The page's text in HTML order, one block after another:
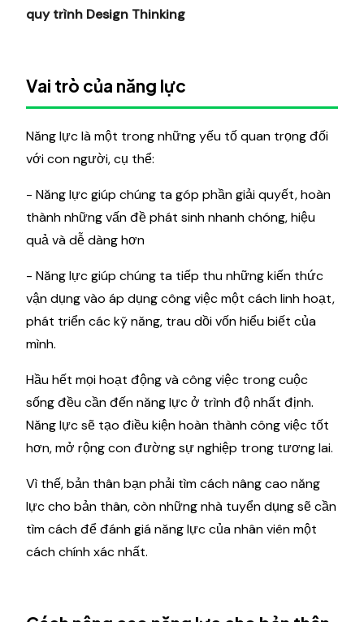
quy trình Design Thinking
Vai trò của năng lực
Năng lực là một trong những yếu tố quan trọng đối
với con người, cụ thể:
- Năng lực giúp chúng ta góp phần giải quyết, hoàn
thành những vấn đề phát sinh nhanh chóng, hiệu
quả và dễ dàng hơn
- Năng lực giúp chúng ta tiếp thu những kiến thức
vận dụng vào áp dụng công việc một cách linh hoạt,
phát triển các kỹ năng, trau dồi vốn hiểu biết của
mình.
Hầu hết mọi hoạt động và công việc trong cuộc
sống đều cần đến năng lực ở trình độ nhất định.
Năng lực sẽ tạo điều kiện hoàn thành công việc tốt
hơn, mở rộng con đường sự nghiệp trong tương lai.
Vì thế, bản thân bạn phải tìm cách nâng cao năng
lực cho bản thân, còn những nhà tuyển dụng sẽ cần
tìm cách để đánh giá năng lực của nhân viên một
cách chính xác nhất.